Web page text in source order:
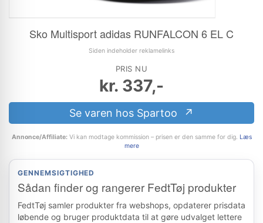
Sko Multisport adidas RUNFALCON 6 EL C
Siden indeholder reklamelinks
PRIS NU
kr. 337,-
Se varen hos Spartoo
Annonce/Affiliate:Vi kan modtage kommission – prisen er den samme for dig. Læs
mere
GENNEMSIGTIGHED
Sådan finder og rangerer FedtTøj produkter
FedtTøj samler produkter fra webshops, opdaterer prisdata
løbende og bruger produktdata til at gøre udvalget lettere